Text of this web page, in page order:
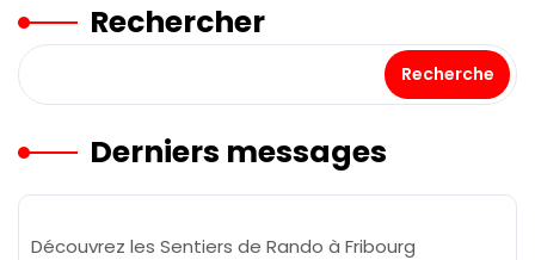
Rechercher
Recherche
Derniers messages
Découvrez les Sentiers de Rando à Fribourg